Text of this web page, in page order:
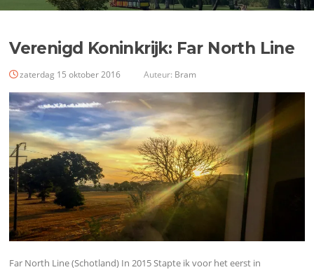
Verenigd Koninkrijk: Far North Line
zaterdag 15 oktober 2016 Auteur: Bram
Far North Line (Schotland) In 2015 Stapte ik voor het eerst in